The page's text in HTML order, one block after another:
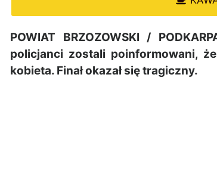
POWIAT BRZOZOWSKI /
policjanci zostali poinformowani,
kobieta. Finał okazał się tragiczny.